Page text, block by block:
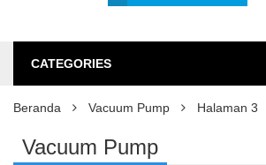
CATEGORIES
Beranda Vacuum Pump Halaman 3
Vacuum Pump